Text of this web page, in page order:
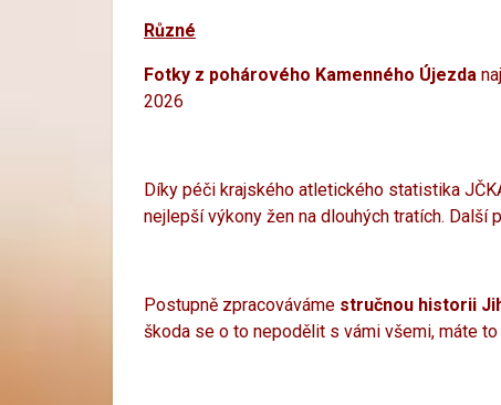
Různé
Fotky z pohárového Kamenného Újezda
2026
Díky péči krajského atletického statistika
nejlepší výkony žen na dlouhých tratích. Další
Postupně zpracováváme stručnou historii
škoda se o to nepodělit s vámi všemi, máte